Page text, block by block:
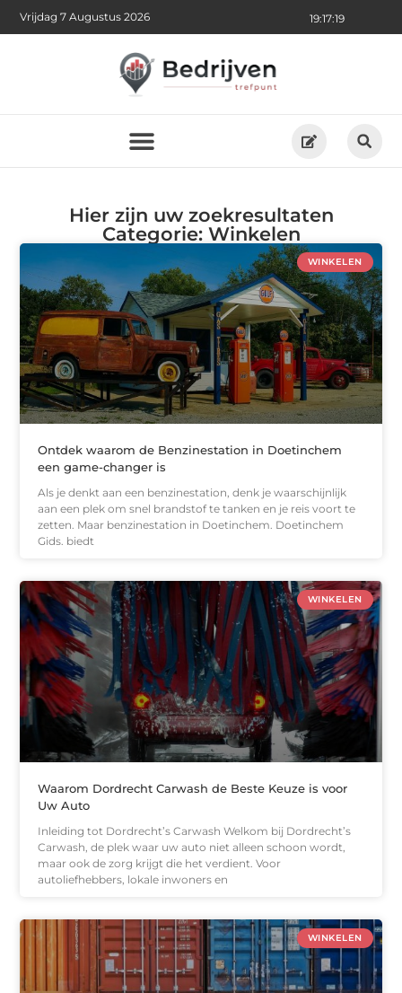
19:17:22
Vrijdag 7 Augustus 2026
Hier zijn uw zoekresultaten
Categorie: Winkelen
WINKELEN
Ontdek waarom de Benzinestation in Doetinchem
een game-changer is
Als je denkt aan een benzinestation, denk je waarschijnlijk
aan een plek om snel brandstof te tanken en je reis voort te
zetten. Maar benzinestation in Doetinchem. Doetinchem
Gids. biedt
WINKELEN
Waarom Dordrecht Carwash de Beste Keuze is voor
Uw Auto
Inleiding tot Dordrecht’s Carwash Welkom bij Dordrecht’s
Carwash, de plek waar uw auto niet alleen schoon wordt,
maar ook de zorg krijgt die het verdient. Voor
autoliefhebbers, lokale inwoners en
WINKELEN